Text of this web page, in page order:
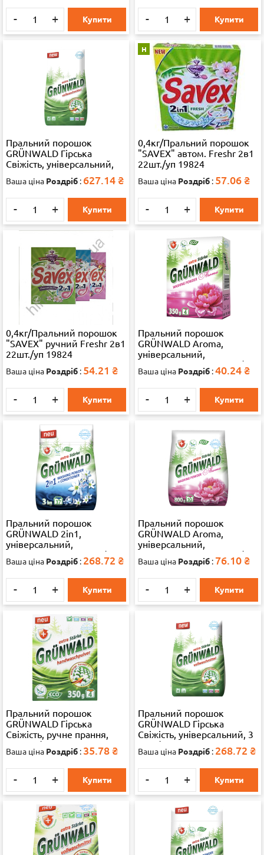
- + Купити - + Купити
Пральний порошок
GRÜNWALD Гірська
Свіжість, універсальний,
Ваша ціна Роздріб : 627.14 ₴
- + Купити
Н
0,4кг/Пральний порошок
"SAVEX" автом. Freshr 2в1
22шт./уп 19824
Ваша ціна Роздріб : 57.06 ₴
- + Купити
0,4кг/Пральний порошок
"SAVEX" ручний Freshr 2в1
22шт./уп 19824
Ваша ціна Роздріб : 54.21 ₴
- + Купити
Пральний порошок
GRÜNWALD Aroma,
універсальний,
безфосфатний, 350 г, 1/22
Ваша ціна Роздріб :40.24 ₴
- + Купити
Пральний порошок
GRÜNWALD 2in1,
універсальний,
безфосфатний, 3 кг, 1/8
Ваша ціна Роздріб : 268.72 ₴
- + Купити
Пральний порошок
GRÜNWALD Aroma,
універсальний,
безфосфатний, 800 г, 1/24
Ваша ціна Роздріб : 76.10 ₴
- + Купити
Пральний порошок
GRÜNWALD Гірська
Свіжість, ручне прання,
350 г, 1/22
Ваша ціна Роздріб : 35.78 ₴
- + Купити
Пральний порошок
GRÜNWALD Гірська
Свіжість, універсальний, 3
кг, 1/8
Ваша ціна Роздріб : 268.72 ₴
- + Купити